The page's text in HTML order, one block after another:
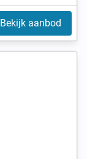
Bekijk aanbod